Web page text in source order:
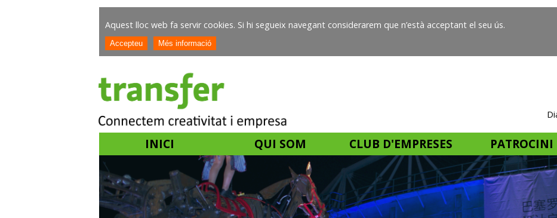
Aquest lloc web fa servir cookies. Si hi segueix navegant considerarem que n’està acceptant el seu ús.
INICI QUI SOM CLUB D'EMPRESES PATROCINI